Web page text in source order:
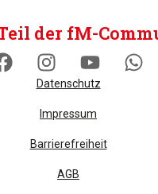
der fM-
Datenschutz
Impressum
Barrierefreiheit
AGB